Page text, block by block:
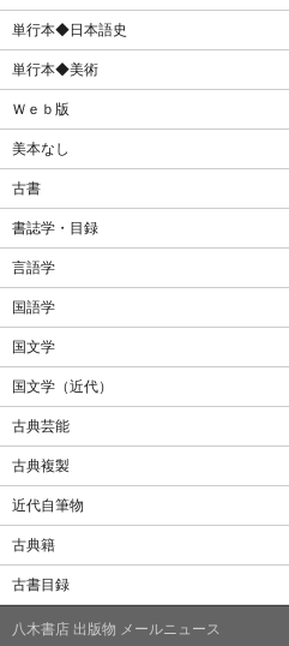
単行本◆日本語史
単行本◆美術
Ｗｅｂ版
美本なし
古書
書誌学・目録
言語学
国語学
国文学
国文学（近代）
古典芸能
古典複製
近代自筆物
古典籍
古書目録
八木書店 出版物 メールニュース